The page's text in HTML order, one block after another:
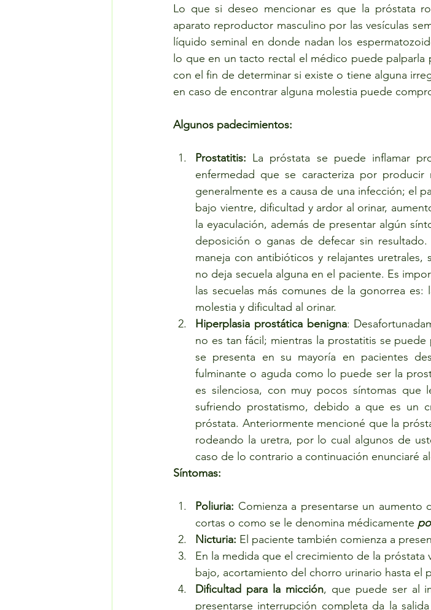
Lo que si deseo mencionar es que la próstata
aparato reproductor masculino por las vesículas
líquido seminal en donde nadan los
lo que en un tacto rectal el médico puede palparla
con el fin de determinar si existe o tiene alguna
en caso de encontrar alguna molestia puede
Algunos padecimientos:
Prostatitis: La próstata se puede inflamar
enfermedad que se caracteriza por
generalmente es a causa de una infección; el
bajo vientre, dificultad y ardor al orinar,
la eyaculación, además de presentar algún
deposición o ganas de defecar sin
maneja con antibióticos y relajantes
no deja secuela alguna en el paciente. Es
las secuelas más comunes de la gonorrea
molestia y dificultad al orinar.
Hiperplasia prostática benigna:
no es tan fácil; mientras la prostatitis se
se presenta en su mayoría en pacientes
fulminante o aguda como lo puede ser la
es silenciosa, con muy pocos síntomas que
sufriendo prostatismo, debido a que es un
próstata. Anteriormente mencioné que la
rodeando la uretra, por lo cual algunos de
caso de lo contrario a continuación enunciaré
Síntomas:
Poliuria: Comienza a presentarse un aumento
cortas o como se le denomina médicamente
Nicturia: El paciente también comienza a
En la medida que el crecimiento de la próstata
bajo, acortamiento del chorro urinario hasta el
Dificultad para la micción, que puede ser al
presentarse interrupción completa da la